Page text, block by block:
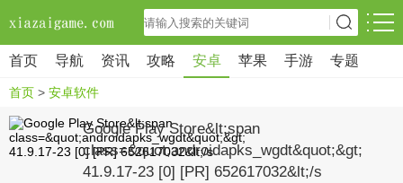
首页 导航 资讯 攻略 安卓 苹果 手游 专题
首页 > 安卓软件
Google Play Store&lt;span
class=&quot;androidapks_wgdt&quot;&gt;
41.9.17-23 [0] [PR] 652617032&lt;/s